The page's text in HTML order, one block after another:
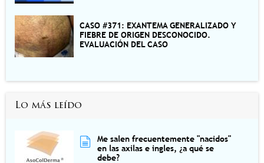
CASO #371: EXANTEMA GENERALIZADO Y
FIEBRE DE ORIGEN DESCONOCIDO.
EVALUACIÓN DEL CASO
Lo más leído
Me salen frecuentemente "nacidos"
en las axilas e ingles, ¿a qué se
debe?